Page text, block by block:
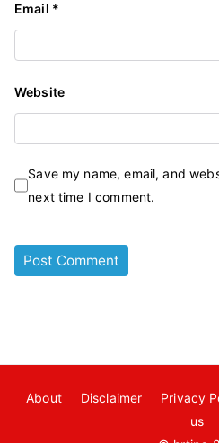
Email *
Website
Save my name, email, and
next time I comment.
About Disclaimer Privacy
us